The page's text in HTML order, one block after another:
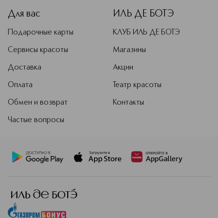
Для вас
Подарочные карты
Сервисы красоты
Доставка
Оплата
Обмен и возврат
Частые вопросы
ИЛЬ ДЕ БОТЭ
КЛУБ ИЛЬ ДЕ БОТЭ
Магазины
Акции
Театр красоты
Контакты